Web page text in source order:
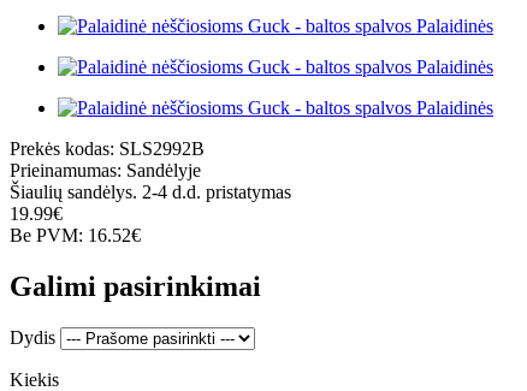
Prekės kodas: SLS2992B
Prieinamumas: Sandėlyje
Šiaulių sandėlys. 2-4 d.d. pristatymas
19.99€
Be PVM: 16.52€
Galimi pasirinkimai
Dydis
Kiekis